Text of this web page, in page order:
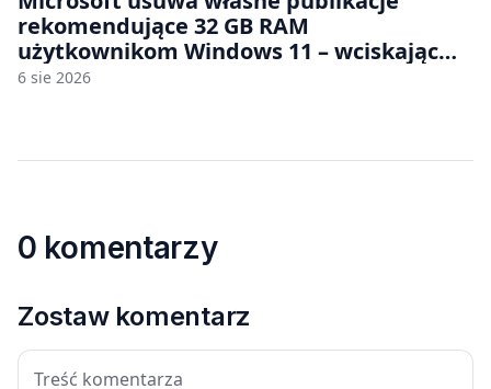
rekomendujące 32 GB RAM
użytkownikom Windows 11 – wciskając
nam przy tym komputery z 8 GB RAM po
6 sie 2026
0 komentarzy
Zostaw komentarz